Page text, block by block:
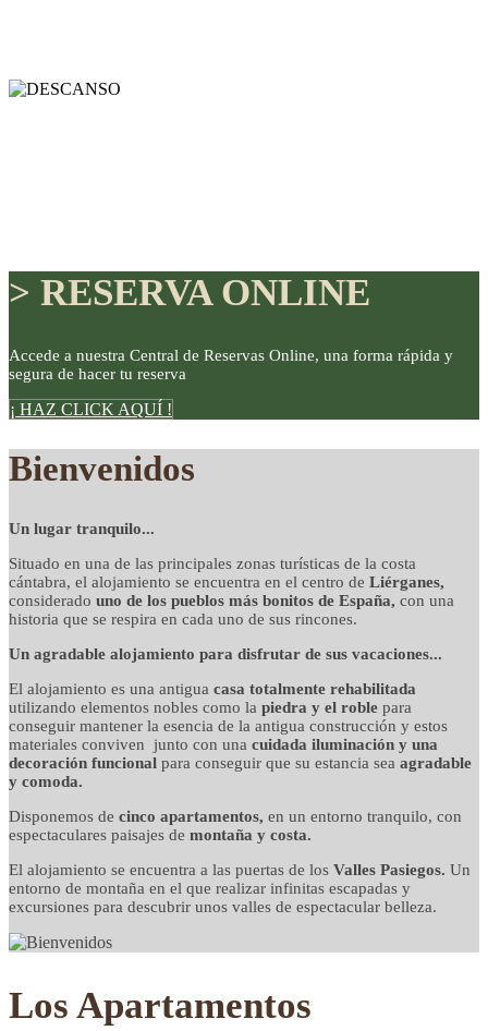
DISFRUTE
detalles cuidados con
mimo
CONFORTABLE
> RESERVA ONLINE
Accede a nuestra Central de Reservas Online, una forma rápida y
segura de hacer tu reserva
¡ HAZ CLICK AQUÍ !
Bienvenidos
Un lugar tranquilo...
Situado en una de las principales zonas turísticas de la costa
cántabra, el alojamiento se encuentra en el centro de Liérganes,
considerado uno de los pueblos más bonitos de España, con una
historia que se respira en cada uno de sus rincones.
Un agradable alojamiento para disfrutar de sus vacaciones...
El alojamiento es una antigua casa totalmente rehabilitada
utilizando elementos nobles como la piedra y el roble para
conseguir mantener la esencia de la antigua construcción y estos
materiales conviven junto con una cuidada iluminación y una
decoración funcional para conseguir que su estancia sea agradable
y comoda.
Disponemos de cinco apartamentos, en un entorno tranquilo, con
espectaculares paisajes de montaña y costa.
El alojamiento se encuentra a las puertas de los Valles Pasiegos. Un
entorno de montaña en el que realizar infinitas escapadas y
excursiones para descubrir unos valles de espectacular belleza.
Los Apartamentos